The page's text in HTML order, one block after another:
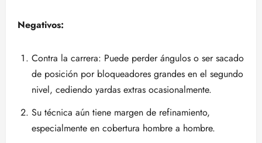
Negativos:
Contra la carrera: Puede perder ángulos o ser sacado
de posición por bloqueadores grandes en el segundo
nivel, cediendo yardas extras ocasionalmente.
Su técnica aún tiene margen de refinamiento,
especialmente en cobertura hombre a hombre.